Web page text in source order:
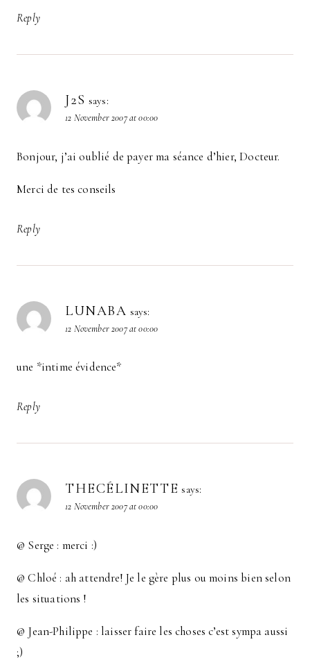
Reply
J2S says:
12 November 2007 at 00:00
Bonjour, j’ai oublié de payer ma séance d’hier, Docteur.
Merci de tes conseils
Reply
LUNABA says:
12 November 2007 at 00:00
une *intime évidence*
Reply
THECÉLINETTE says:
12 November 2007 at 00:00
@ Serge : merci :)
@ Chloé : ah attendre! Je le gère plus ou moins bien selon
les situations !
@ Jean-Philippe : laisser faire les choses c’est sympa aussi
;)